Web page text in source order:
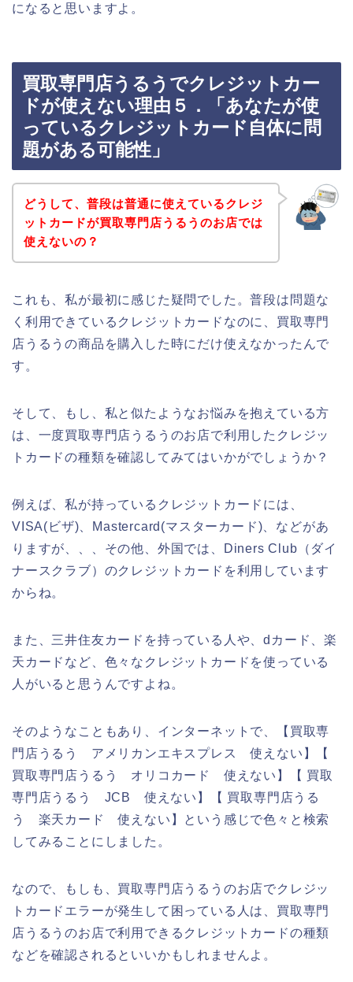
になると思いますよ。
買取専門店うるうでクレジットカー
ドが使えない理由５．「あなたが使
っているクレジットカード自体に問
題がある可能性」
どうして、普段は普通に使えているクレジ
ットカードが買取専門店うるうのお店では
使えないの？
これも、私が最初に感じた疑問でした。普段は問題な
く利用できているクレジットカードなのに、買取専門
店うるうの商品を購入した時にだけ使えなかったんで
す。
そして、もし、私と似たようなお悩みを抱えている方
は、一度買取専門店うるうのお店で利用したクレジッ
トカードの種類を確認してみてはいかがでしょうか？
例えば、私が持っているクレジットカードには、
VISA(ビザ)、Mastercard(マスターカード)、などがあ
りますが、、、その他、外国では、Diners Club（ダイ
ナースクラブ）のクレジットカードを利用しています
からね。
また、三井住友カードを持っている人や、dカード、楽
天カードなど、色々なクレジットカードを使っている
人がいると思うんですよね。
そのようなこともあり、インターネットで、【買取専
門店うるう アメリカンエキスプレス 使えない】【
買取専門店うるう オリコカード 使えない】【 買取
専門店うるう JCB 使えない】【 買取専門店うる
う 楽天カード 使えない】という感じで色々と検索
してみることにしました。
なので、もしも、買取専門店うるうのお店でクレジッ
トカードエラーが発生して困っている人は、買取専門
店うるうのお店で利用できるクレジットカードの種類
などを確認されるといいかもしれませんよ。